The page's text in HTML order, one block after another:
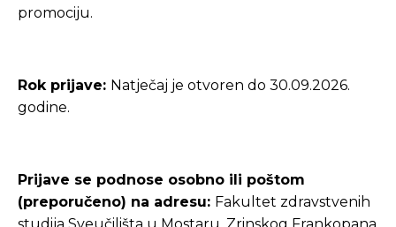
promociju.
Rok prijave: Natječaj je otvoren do 30.09.2026.
godine.
Prijave se podnose osobno ili poštom
(preporučeno) na adresu: Fakultet zdravstvenih